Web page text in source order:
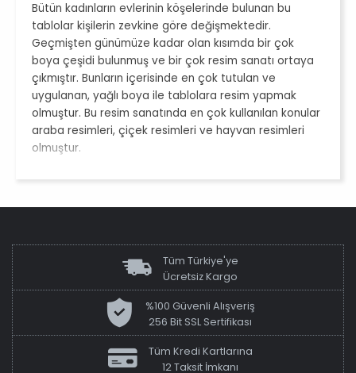
Bütün kadınların evlerinin köşelerinde bulunan bu
tablolar kişilerin zevkine göre değişmektedir.
Geçmişten günümüze kadar olan kısımda bir çok
boya çeşidi bulunmuş ve bir çok resim sanatı ortaya
çıkmıştır. Bunların içerisinde en çok tutulan ve
uygulanan, yağlı boya ile tablolara resim yapmak
olmuştur. Bu resim sanatında en çok kullanılan konular
araba resimleri, çiçek resimleri ve hayvan resimleri
olmuştur.
En Şık Leopar Tabloları &
Leopar Desenli Tablolar
değiştirmek için en kolay yöntemler arasındadır. Bazı
insanların sevdiği resim özellikleri arasında sadelik yer
almaktadır. Sevdiği bir hayvan olan leoparı yalnızca
TV’lerde görmek yerine duvarına leopar tabloları
asarak merakını ortaya koyabilmektedir. Dünyada
yalnızca Afrika ve ülkemizde hayvanat bahçelerinde
olan leoparlar, evlerin duvarlarındaleopar desenli
Tüm Türkiye'ye
Ücretsiz Kargo
%100 Güvenli Alışveriş
256 Bit SSL Sertifikası
Tüm Kredi Kartlarına
12 Taksit İmkanı